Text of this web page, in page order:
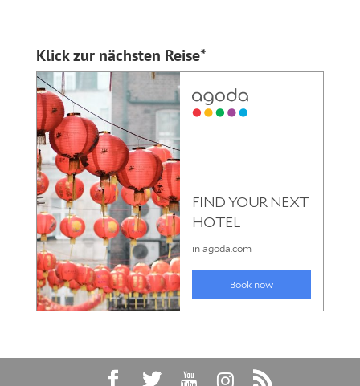
Klick zur nächsten Reise*